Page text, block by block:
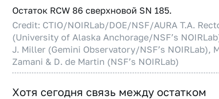
Остаток RCW 86 сверхновой SN 185.
Credit: CTIO/NOIRLab/DOE/NSF/AURA T.A.
(University of Alaska Anchorage/NSF’s
J. Miller (Gemini Observatory/NSF’s NOIRLab),
Zamani & D. de Martin (NSF’s NOIRLab)
Хотя сегодня связь между остатком